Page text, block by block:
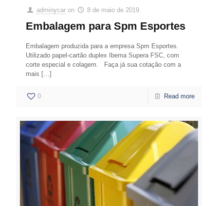
adminycar on 8 de maio de 2019
Embalagem para Spm Esportes
Embalagem produzida para a empresa Spm Esportes.
Utilizado papel-cartão duplex Ibema Supera FSC, com
corte especial e colagem. Faça já sua cotação com a
mais […]
0 Read more